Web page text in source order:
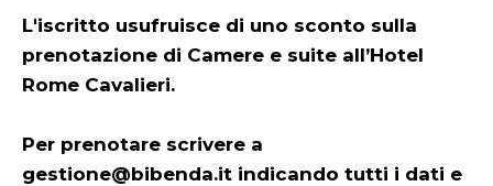
L'iscritto usufruisce di uno sconto sulla
prenotazione di Camere e suite all’Hotel
Rome Cavalieri.
Per prenotare scrivere a
gestione@bibenda.it indicando tutti i dati e